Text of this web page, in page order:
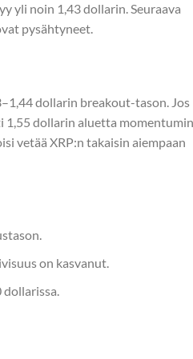
yli noin 1,43 dollarin. Seuraava
pysähtyneet.
dollarin breakout-tason. Jos
1,55 dollarin aluetta momentumin
vetää XRP:n takaisin aiempaan
on kasvanut.